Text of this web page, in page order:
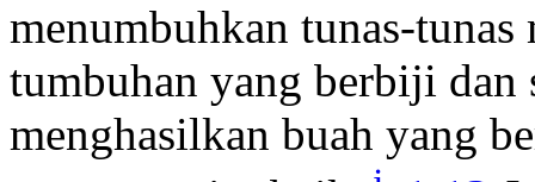
menumbuhkan tunas-tunas
tumbuhan yang berbiji dan
menghasilkan buah yang